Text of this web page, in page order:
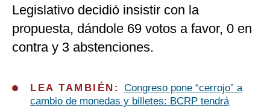
Legislativo decidió insistir con la
propuesta, dándole 69 votos a favor, 0 en
contra y 3 abstenciones.
LEA TAMBIÉN: Congreso pone “cerrojo” a
cambio de monedas y billetes: BCRP tendrá